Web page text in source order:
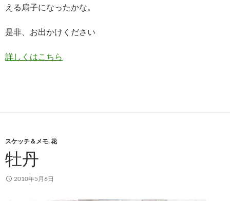
える扇子になったかな。
是非、お出かけください
詳しくはこちら
スケッチ＆メモ,花
牡丹
2010年5月6日